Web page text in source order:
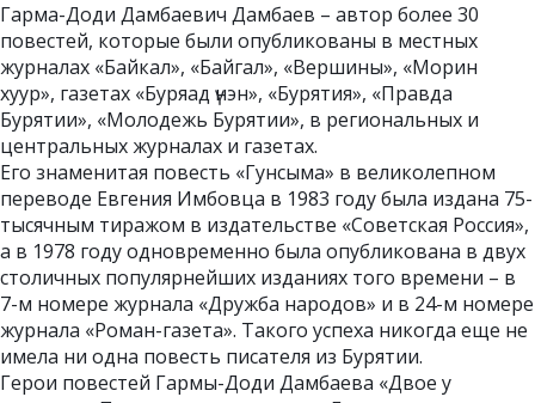
Гарма-Доди Дамбаевич Дамбаев – автор более 30
повестей, которые были опубликованы в местных
журналах «Байкал», «Байгал», «Вершины», «Морин
хуур», газетах «Буряад үнэн», «Бурятия», «Правда
Бурятии», «Молодежь Бурятии», в региональных и
центральных журналах и газетах.
Его знаменитая повесть «Гунсыма» в великолепном
переводе Евгения Имбовца в 1983 году была издана 75-
тысячным тиражом в издательстве «Советская Россия»,
а в 1978 году одновременно была опубликована в двух
столичных популярнейших изданиях того времени – в
7-м номере журнала «Дружба народов» и в 24-м номере
журнала «Роман-газета». Такого успеха никогда еще не
имела ни одна повесть писателя из Бурятии.
Герои повестей Гармы-Доди Дамбаева «Двое у